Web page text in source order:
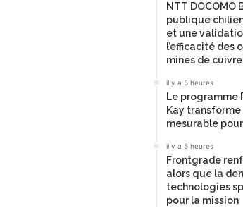
NTT DOCOMO
publique
et une
l’efficacité des
mines de
il y a 5 heures
Le programme
Kay
mesurable
il y a 5 heures
Frontgrade
alors que la
technologies
pour la mission